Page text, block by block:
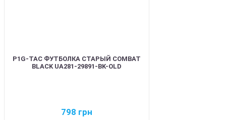
P1G-TAC ФУТБОЛКА СТАРЫЙ COMBAT
BLACK UA281-29891-BK-OLD
798 грн